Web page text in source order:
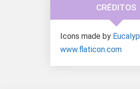
CRÉDITOS
Icons made by Eucalyp
www.flaticon.com